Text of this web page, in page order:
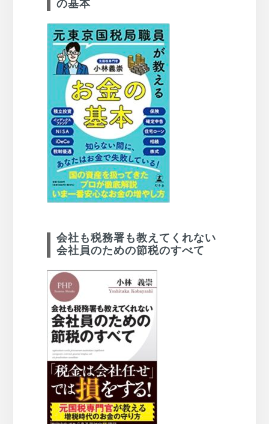
の基本
会社も税務署も教えてくれない
会社員のための節税のすべて